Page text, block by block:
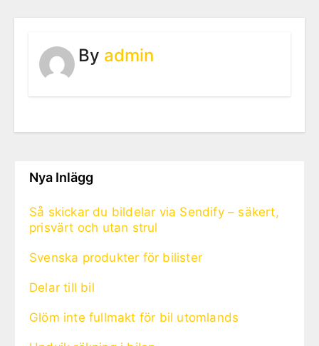
By admin
Nya Inlägg
Så skickar du bildelar via Sendify – säkert,
prisvärt och utan strul
Svenska produkter för bilister
Delar till bil
Glöm inte fullmakt för bil utomlands